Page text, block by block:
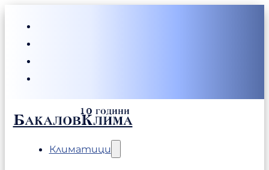
БакаловКлима
Климатици